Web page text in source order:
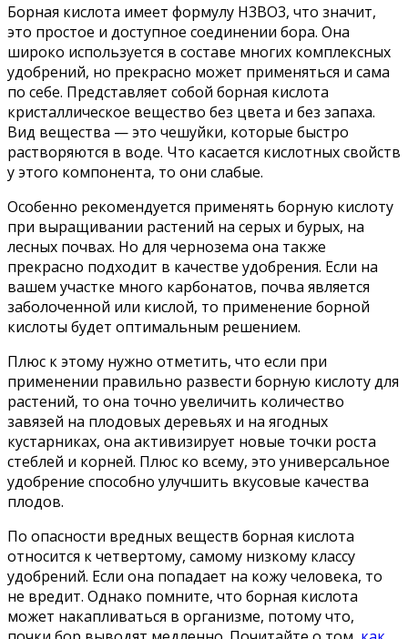
Борная кислота имеет формулу Н3ВО3, что значит,
это простое и доступное соединении бора. Она
широко используется в составе многих комплексных
удобрений, но прекрасно может применяться и сама
по себе. Представляет собой борная кислота
кристаллическое вещество без цвета и без запаха.
Вид вещества — это чешуйки, которые быстро
растворяются в воде. Что касается кислотных свойств
у этого компонента, то они слабые.
Особенно рекомендуется применять борную кислоту
при выращивании растений на серых и бурых, на
лесных почвах. Но для чернозема она также
прекрасно подходит в качестве удобрения. Если на
вашем участке много карбонатов, почва является
заболоченной или кислой, то применение борной
кислоты будет оптимальным решением.
Плюс к этому нужно отметить, что если при
применении правильно развести борную кислоту для
растений, то она точно увеличить количество
завязей на плодовых деревьях и на ягодных
кустарниках, она активизирует новые точки роста
стеблей и корней. Плюс ко всему, это универсальное
удобрение способно улучшить вкусовые качества
плодов.
По опасности вредных веществ борная кислота
относится к четвертому, самому низкому классу
удобрений. Если она попадает на кожу человека, то
не вредит. Однако помните, что борная кислота
может накапливаться в организме, потому что,